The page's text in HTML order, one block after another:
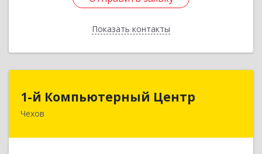
Показать контакты
Назад
1-й Компьютерный Центр
Чехов
1-й Компьютерный Центр
142306, Московская обл, Чеховский р-н, Чехов